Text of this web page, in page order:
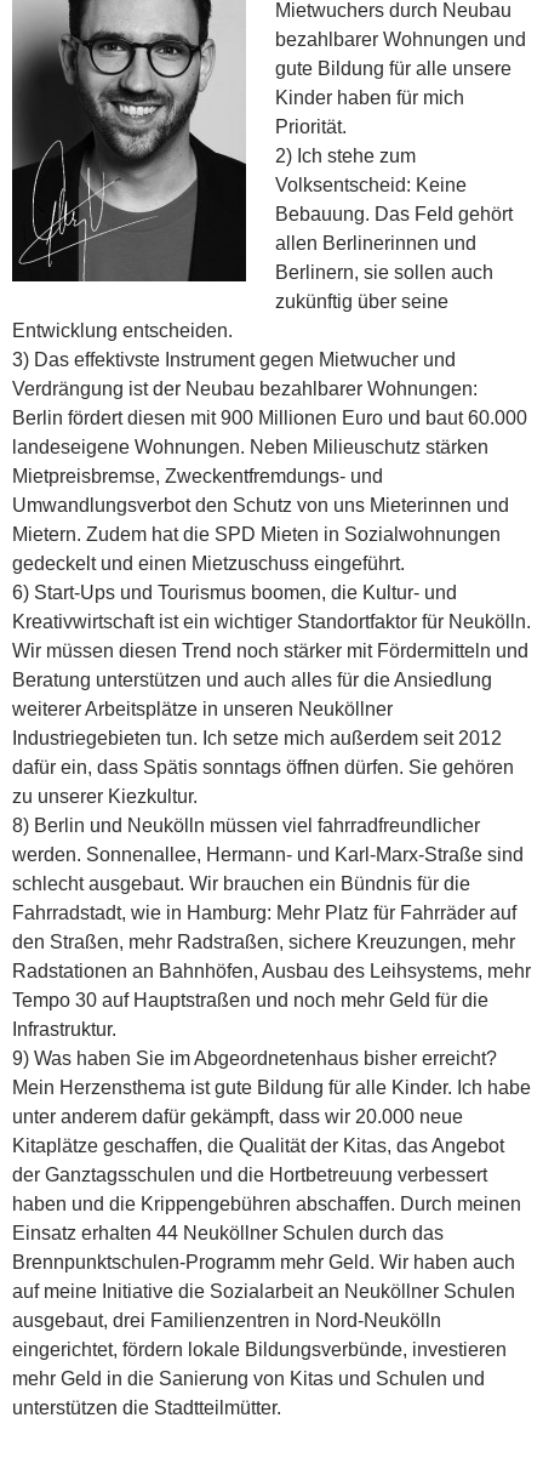
Mietwuchers durch Neubau
bezahlbarer Wohnungen und
gute Bildung für alle unsere
Kinder haben für mich
Priorität.
2) Ich stehe zum
Volksentscheid: Keine
Bebauung. Das Feld gehört
allen Berlinerinnen und
Berlinern, sie sollen auch
zukünftig über seine
Entwicklung entscheiden.
3) Das effektivste Instrument gegen Mietwucher und
Verdrängung ist der Neubau bezahlbarer Wohnungen:
Berlin fördert diesen mit 900 Millionen Euro und baut 60.000
landeseigene Wohnungen. Neben Milieuschutz stärken
Mietpreisbremse, Zweckentfremdungs- und
Umwandlungsverbot den Schutz von uns Mieterinnen und
Mietern. Zudem hat die SPD Mieten in Sozialwohnungen
gedeckelt und einen Mietzuschuss eingeführt.
6) Start-Ups und Tourismus boomen, die Kultur- und
Kreativwirtschaft ist ein wichtiger Standortfaktor für Neukölln.
Wir müssen diesen Trend noch stärker mit Fördermitteln und
Beratung unterstützen und auch alles für die Ansiedlung
weiterer Arbeitsplätze in unseren Neuköllner
Industriegebieten tun. Ich setze mich außerdem seit 2012
dafür ein, dass Spätis sonntags öffnen dürfen. Sie gehören
zu unserer Kiezkultur.
8) Berlin und Neukölln müssen viel fahrradfreundlicher
werden. Sonnenallee, Hermann- und Karl-Marx-Straße sind
schlecht ausgebaut. Wir brauchen ein Bündnis für die
Fahrradstadt, wie in Hamburg: Mehr Platz für Fahrräder auf
den Straßen, mehr Radstraßen, sichere Kreuzungen, mehr
Radstationen an Bahnhöfen, Ausbau des Leihsystems, mehr
Tempo 30 auf Hauptstraßen und noch mehr Geld für die
Infrastruktur.
9) Was haben Sie im Abgeordnetenhaus bisher erreicht?
Mein Herzensthema ist gute Bildung für alle Kinder. Ich habe
unter anderem dafür gekämpft, dass wir 20.000 neue
Kitaplätze geschaffen, die Qualität der Kitas, das Angebot
der Ganztagsschulen und die Hortbetreuung verbessert
haben und die Krippengebühren abschaffen. Durch meinen
Einsatz erhalten 44 Neuköllner Schulen durch das
Brennpunktschulen-Programm mehr Geld. Wir haben auch
auf meine Initiative die Sozialarbeit an Neuköllner Schulen
ausgebaut, drei Familienzentren in Nord-Neukölln
eingerichtet, fördern lokale Bildungsverbünde, investieren
mehr Geld in die Sanierung von Kitas und Schulen und
unterstützen die Stadtteilmütter.